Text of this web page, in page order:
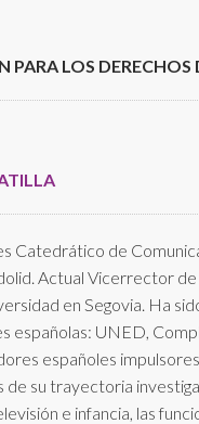
LOS DERECHOS
Catedrático de
Actual Vicerrector
en Segovia. Ha
españolas: UNED,
españoles
de su trayectoria
e infancia, las